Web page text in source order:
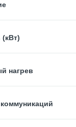
/ Горизонтальный
нагрев